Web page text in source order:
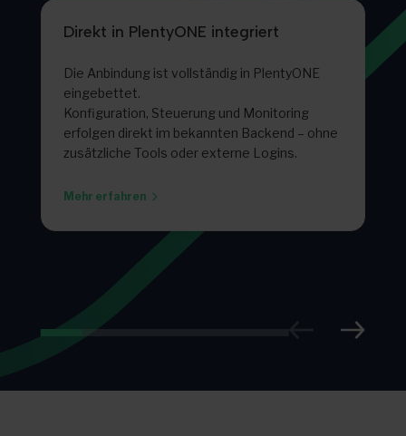
Direkt in PlentyONE integriert
Die Anbindung ist vollständig in PlentyONE
eingebettet.
Konfiguration, Steuerung und Monitoring
erfolgen direkt im bekannten Backend – ohne
zusätzliche Tools oder externe Logins.
Mehr erfahren